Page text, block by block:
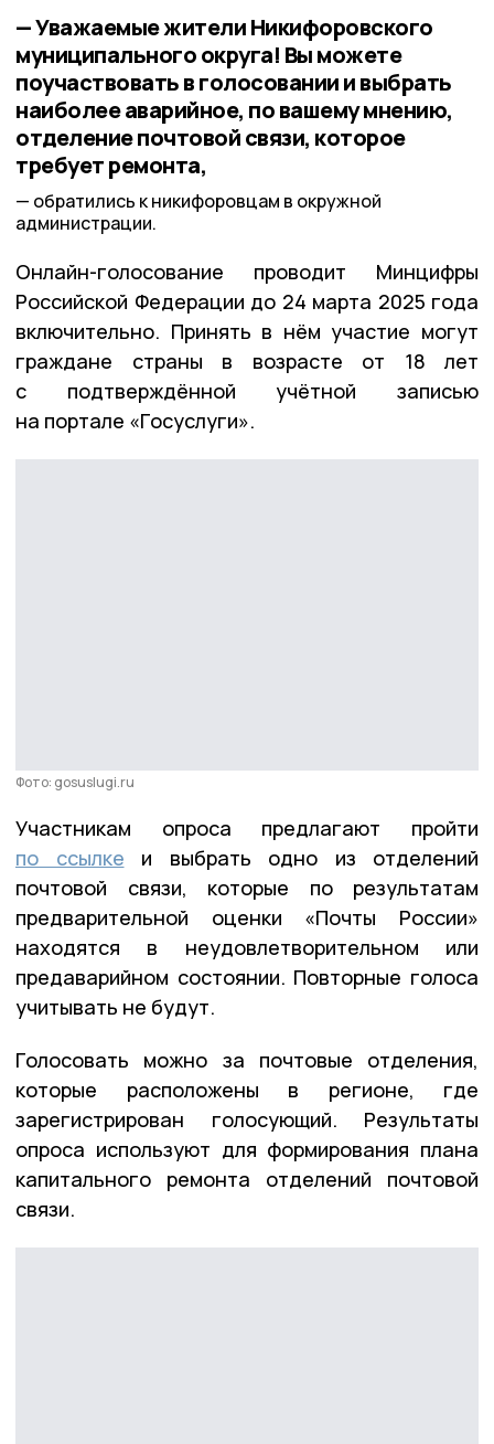
— Уважаемые жители Никифоровского
муниципального округа! Вы можете
поучаствовать в голосовании и выбрать
наиболее аварийное, по вашему мнению,
отделение почтовой связи, которое
требует ремонта,
обратились к никифоровцам в окружной
администрации.
Онлайн-голосование проводит Минцифры
Российской Федерации до 24 марта 2025 года
включительно. Принять в нём участие могут
граждане страны в возрасте от 18 лет
с подтверждённой учётной записью
на портале «Госуслуги».
Фото: gosuslugi.ru
Участникам опроса предлагают пройти
по ссылке и выбрать одно из отделений
почтовой связи, которые по результатам
предварительной оценки «Почты России»
находятся в неудовлетворительном или
предаварийном состоянии. Повторные голоса
учитывать не будут.
Голосовать можно за почтовые отделения,
которые расположены в регионе, где
зарегистрирован голосующий. Результаты
опроса используют для формирования плана
капитального ремонта отделений почтовой
связи.